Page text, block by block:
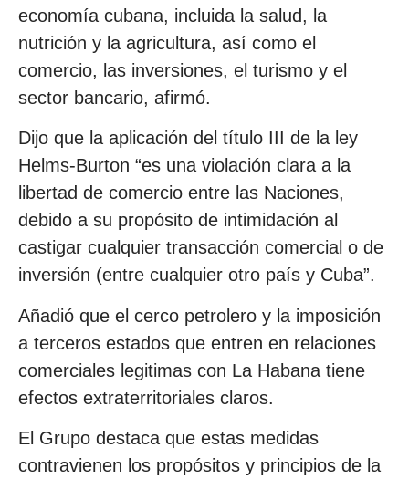
economía cubana, incluida la salud, la
nutrición y la agricultura, así como el
comercio, las inversiones, el turismo y el
sector bancario, afirmó.
Dijo que la aplicación del título III de la ley
Helms-Burton “es una violación clara a la
libertad de comercio entre las Naciones,
debido a su propósito de intimidación al
castigar cualquier transacción comercial o de
inversión (entre cualquier otro país y Cuba”.
Añadió que el cerco petrolero y la imposición
a terceros estados que entren en relaciones
comerciales legitimas con La Habana tiene
efectos extraterritoriales claros.
El Grupo destaca que estas medidas
contravienen los propósitos y principios de la